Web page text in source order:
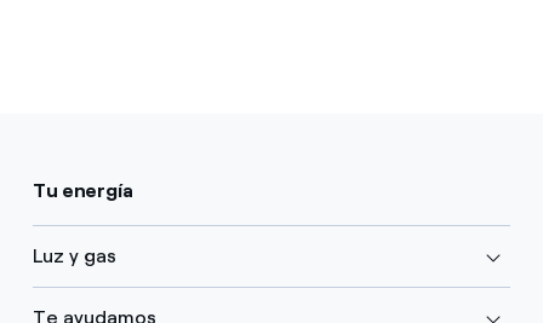
Tu energía
Luz y gas
Te ayudamos